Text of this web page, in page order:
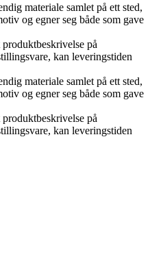
materiale samlet på ett sted,
og egner seg både som gave
på
kan leveringstiden
materiale samlet på ett sted,
og egner seg både som gave
på
kan leveringstiden